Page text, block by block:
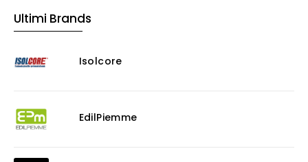
Murature
Risanamento E Restauro
Consolidanti
Ultimi Brands
Isolcore
EdilPiemme